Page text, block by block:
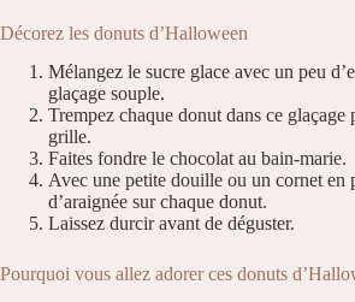
Décorez les donuts d’Halloween
Mélangez le sucre glace avec un peu
glaçage souple.
Trempez chaque donut dans ce glaçage
grille.
Faites fondre le chocolat au bain-marie.
Avec une petite douille ou un cornet en
d’araignée sur chaque donut.
Laissez durcir avant de déguster.
Pourquoi vous allez adorer ces donuts